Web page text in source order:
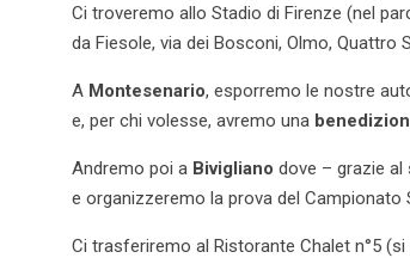
Ci troveremo allo Stadio di Firenze (nel
da Fiesole, via dei Bosconi, Olmo, Quattro
A Montesenario, esporremo le nostre
e, per chi volesse, avremo una
Andremo poi a Bivigliano dove – grazie al
e organizzeremo la prova del Campionato
Ci trasferiremo al Ristorante Chalet n°5